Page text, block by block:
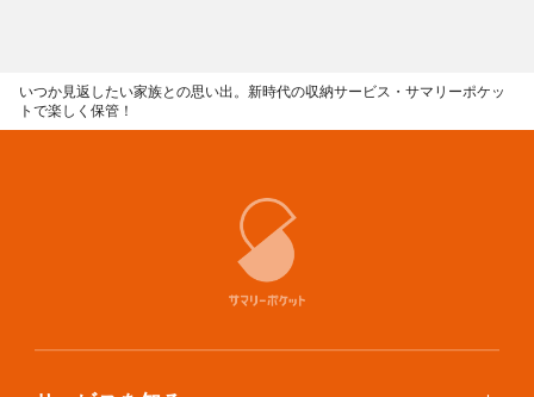
いつか見返したい家族との思い出。新時代の収納サービス・サマリーポケッ
トで楽しく保管！